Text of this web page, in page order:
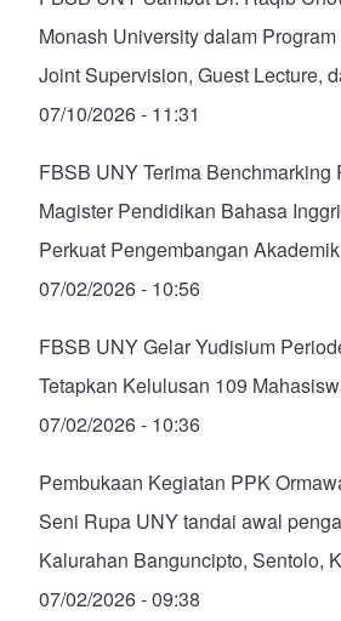
Monash University dalam
Joint Supervision, Guest Lecture,
07/10/2026 - 11:31
FBSB UNY Terima Benchmarking
Magister Pendidikan Bahasa
Perkuat Pengembangan
07/02/2026 - 10:56
FBSB UNY Gelar Yudisium
Tetapkan Kelulusan 109
07/02/2026 - 10:36
Pembukaan Kegiatan PPK
Seni Rupa UNY tandai awal
Kalurahan Banguncipto, Sentolo,
07/02/2026 - 09:38